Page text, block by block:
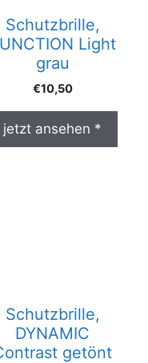
Schutzbrille,
Light
grau
€10,50
jetzt ansehen *
Schutzbrille,
DYNAMIC
getönt